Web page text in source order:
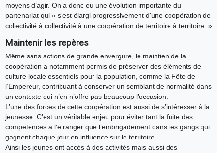
moyens d’agir. On a donc eu une évolution importante du
partenariat qui « s’est élargi progressivement d’une coopération de
collectivité à collectivité à une coopération de territoire à territoire. »
Maintenir les repères
Même sans actions de grande envergure, le maintien de la
coopération a notamment permis de préserver des éléments de
culture locale essentiels pour la population, comme la Fête de
l’Empereur, contribuant à conserver un semblant de normalité dans
un contexte qui n’en n’offre pas beaucoup l’occasion.
L’une des forces de cette coopération est aussi de s’intéresser à la
jeunesse. C’est un véritable enjeu pour éviter tant la fuite des
compétences à l’étranger que l’embrigadement dans les gangs qui
gagnent chaque jour en influence sur le territoire.
Ainsi les jeunes ont accès à des activités mais aussi des